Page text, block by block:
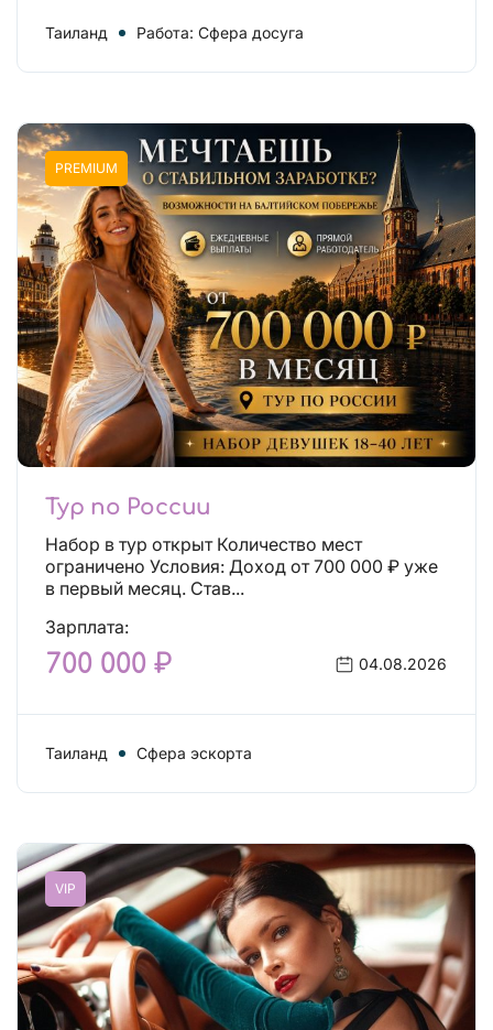
Таиланд Работа: Сфера досуга
PREMIUM
Тур по России
Набор в тур открыт Количество мест
ограничено Условия: Доход от 700 000 ₽ уже
в первый месяц. Став...
Зарплата:
700 000 ₽ 04.08.2026
Таиланд Сфера эскорта
VIP